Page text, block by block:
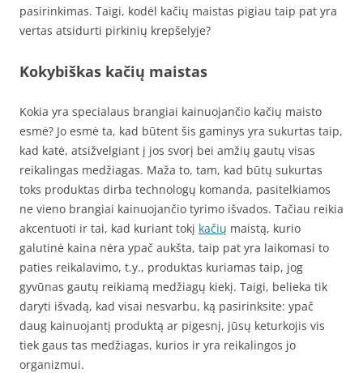
pasirinkimas. Taigi, kodėl kačių maistas pigiau taip pat yra
vertas atsidurti pirkinių krepšelyje?
Kokybiškas kačių maistas
Kokia yra specialaus brangiai kainuojančio kačių maisto
esmė? Jo esmė ta, kad būtent šis gaminys yra sukurtas taip,
kad katė, atsižvelgiant į jos svorį bei amžių gautų visas
reikalingas medžiagas. Maža to, tam, kad būtų sukurtas
toks produktas dirba technologų komanda, pasitelkiamos
ne vieno brangiai kainuojančio tyrimo išvados. Tačiau reikia
akcentuoti ir tai, kad kuriant tokį kačių maistą, kurio
galutinė kaina nėra ypač aukšta, taip pat yra laikomasi to
paties reikalavimo, t.y., produktas kuriamas taip, jog
gyvūnas gautų reikiamą medžiagų kiekį. Taigi, belieka tik
daryti išvadą, kad visai nesvarbu, ką pasirinksite: ypač
daug kainuojantį produktą ar pigesnį, jūsų keturkojis vis
tiek gaus tas medžiagas, kurios ir yra reikalingos jo
organizmui.